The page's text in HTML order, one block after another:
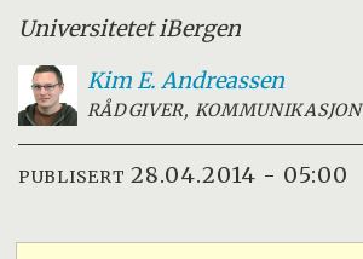
Universitetet iBergen
Kim E. Andreassen
RÅDGIVER, KOMMUNIKASJON
PUBLISERT 28.04.2014 - 05:00